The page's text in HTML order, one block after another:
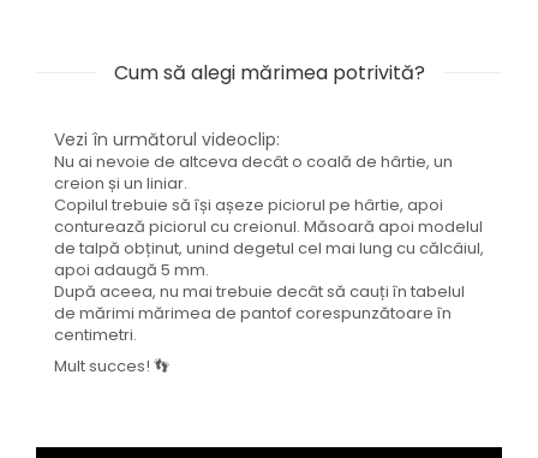
Cum să alegi mărimea potrivită?
Vezi în următorul videoclip:
Nu ai nevoie de altceva decât o coală de hârtie, un
creion și un liniar.
Copilul trebuie să își așeze piciorul pe hârtie, apoi
conturează piciorul cu creionul. Măsoară apoi modelul
de talpă obținut, unind degetul cel mai lung cu călcâiul,
apoi adaugă 5 mm.
După aceea, nu mai trebuie decât să cauți în tabelul
de mărimi mărimea de pantof corespunzătoare în
centimetri.
Mult succes! 👣